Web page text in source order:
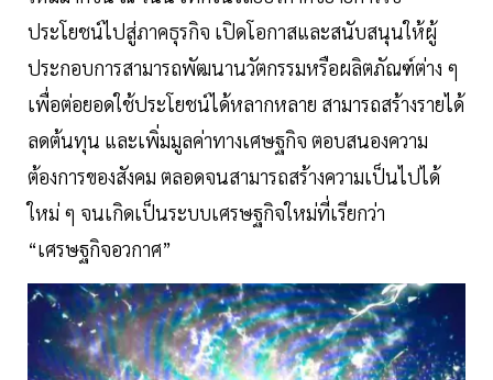
ประโยชน์ไปสู่ภาคธุรกิจ เปิดโอกาสและสนับสนุนให้ผู้
ประกอบการสามารถพัฒนานวัตกรรมหรือผลิตภัณฑ์ต่าง ๆ
เพื่อต่อยอดใช้ประโยชน์ได้หลากหลาย สามารถสร้างรายได้
ลดต้นทุน และเพิ่มมูลค่าทางเศษฐกิจ ตอบสนองความ
ต้องการของสังคม ตลอดจนสามารถสร้างความเป็นไปได้
ใหม่ ๆ จนเกิดเป็นระบบเศรษฐกิจใหม่ที่เรียกว่า
“เศรษฐกิจอวกาศ”